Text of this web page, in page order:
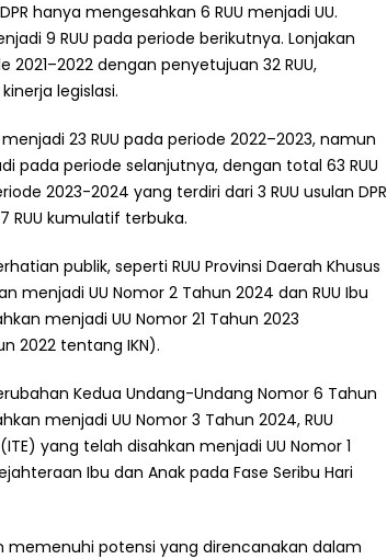
hanya mengesahkan 6 RUU menjadi UU.
9 RUU pada periode berikutnya. Lonjakan
dengan penyetujuan 32 RUU,
legislasi.
23 RUU pada periode 2022–2023, namun
pada periode selanjutnya, dengan total 63 RUU
2023-2024 yang terdiri dari 3 RUU usulan DPR
RUU kumulatif terbuka.
publik, seperti RUU Provinsi Daerah Khusus
menjadi UU Nomor 2 Tahun 2024 dan RUU Ibu
menjadi UU Nomor 21 Tahun 2023
2022 tentang IKN).
Kedua Undang-Undang Nomor 6 Tahun
menjadi UU Nomor 3 Tahun 2024, RUU
yang telah disahkan menjadi UU Nomor 1
Ibu dan Anak pada Fase Seribu Hari
memenuhi potensi yang direncanakan dalam